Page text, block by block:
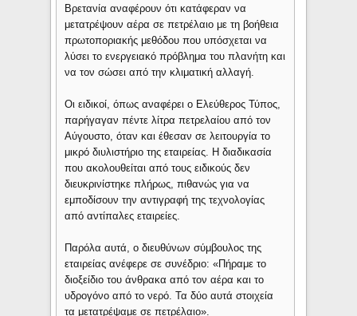
Βρετανία αναφέρουν ότι κατάφεραν να
μετατρέψουν αέρα σε πετρέλαιο με τη βοήθεια
πρωτοποριακής μεθόδου που υπόσχεται να
λύσει το ενεργειακό πρόβλημα του πλανήτη και
να τον σώσει από την κλιματική αλλαγή.
Οι ειδικοί, όπως αναφέρει ο Ελεύθερος Τύπος,
παρήγαγαν πέντε λίτρα πετρελαίου από τον
Αύγουστο, όταν και έθεσαν σε λειτουργία το
μικρό διυλιστήριο της εταιρείας. Η διαδικασία
που ακολουθείται από τους ειδικούς δεν
διευκρινίστηκε πλήρως, πιθανώς για να
εμποδίσουν την αντιγραφή της τεχνολογίας
από αντίπαλες εταιρείες.
Παρόλα αυτά, ο διευθύνων σύμβουλος της
εταιρείας ανέφερε σε συνέδριο: «Πήραμε το
διοξείδιο του άνθρακα από τον αέρα και το
υδρογόνο από το νερό. Τα δύο αυτά στοιχεία
τα μετατρέψαμε σε πετρέλαιο».